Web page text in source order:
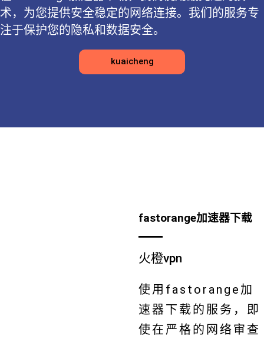
术，为您提供安全稳定的网络连接。我们的服务专
注于保护您的隐私和数据安全。
kuaicheng
fastorange加速器下载
火橙vpn
使用fastorange加
速器下载的服务，即
使在严格的网络审查